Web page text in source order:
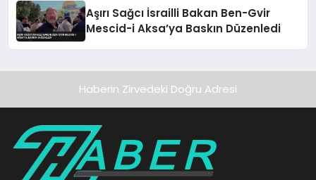
Aşırı Sağcı İsrailli Bakan Ben-Gvir
Mescid-i Aksa’ya Baskın Düzenledi
Haberin Zirvedeki Doğru Adresi